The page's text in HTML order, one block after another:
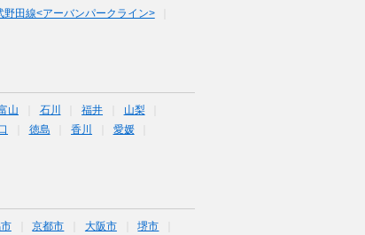
野田線<アーバンパークライン>
山 石川 福井
山梨
徳島 香川
愛媛
京都市 大阪市 堺市